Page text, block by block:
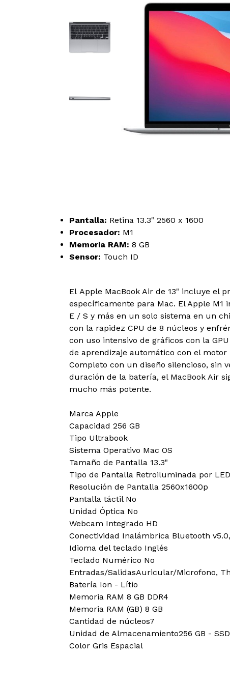
Pantalla: Retina 13.3" 2560 x 1600
Procesador: M1
Memoria RAM: 8 GB
Sensor: Touch ID
El Apple MacBook Air de 13" incluye el
específicamente para Mac. El Apple M1
E / S y más en un solo sistema en un
con la rapidez CPU de 8 núcleos y
con uso intensivo de gráficos con la
de aprendizaje automático con el motor
Completo con un diseño silencioso, sin
duración de la batería, el MacBook Air
mucho más potente.
Marca Apple
Capacidad 256 GB
Tipo Ultrabook
Sistema Operativo Mac OS
Tamaño de Pantalla 13.3"
Tipo de Pantalla Retroiluminada por
Resolución de Pantalla 2560x1600p
Pantalla táctil No
Unidad Óptica No
Webcam Integrado HD
Conectividad Inalámbrica Bluetooth v5.0,
Idioma del teclado Inglés
Teclado Numérico No
Entradas/SalidasAuricular/Microfono,
Batería Ion - Lítio
Memoria RAM 8 GB DDR4
Memoria RAM (GB) 8 GB
Cantidad de núcleos7
Unidad de Almacenamiento256 GB - SSD
Color Gris Espacial